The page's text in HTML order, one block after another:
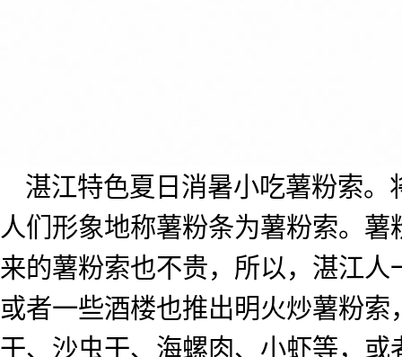
湛江特色夏日消暑小吃薯粉索。
人们形象地称薯粉条为薯粉索。
来的薯粉索也不贵，所以，湛江
或者一些酒楼也推出明火炒薯粉
干、沙虫干、海螺肉、小虾等，